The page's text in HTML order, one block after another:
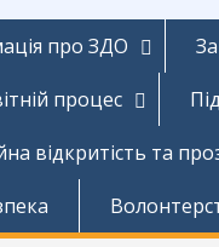
про ЗДО
процес
відкритість та